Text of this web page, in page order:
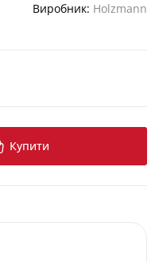
Виробник: Holzmann
Купити